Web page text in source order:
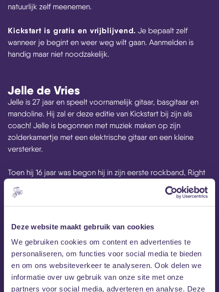
Deze website maakt gebruik van cookies
We gebruiken cookies om content en advertenties te
personaliseren, om functies voor social media te bieden
en om ons websiteverkeer te analyseren. Ook delen we
informatie over uw gebruik van onze site met onze
partners voor social media, adverteren en analyse. Deze
natuurlijk zelf meenemen.
Kickstart is gratis en vrijblijvend. Je bepaalt zelf
wanneer je begint en weer weg wilt gaan. Aanmelden is
handig maar niet noodzakelijk.
Jelle de Vries
Jelle is 27 jaar en speelt voornamelijk gitaar, basgitaar en
mandoline. Hij zal er deze editie van Kickstart bij zijn als
coach! Jelle is begonnen met muziek maken op zijn
zolderkamertje met een elektrische gitaar en een kleine
versterker.
Toen hij 16 jaar was begon hij in zijn eerste rockband, Right
In Between. Later speelde hij in pop-punkband Piece of
Eden, dat later uitgroeide tot metalcoreband. Op dit
moment is hij vooral gefocust op zijn soloproject Jay
Marten is een 70s rock project waar alle glam en feel van
die tijd wordt teruggebracht in een nieuw jasje.
Leuk om te weten is dat Jelle afgelopen zomer zijn album
presentatie heeft gehouden in een uitverkocht MEZZ!